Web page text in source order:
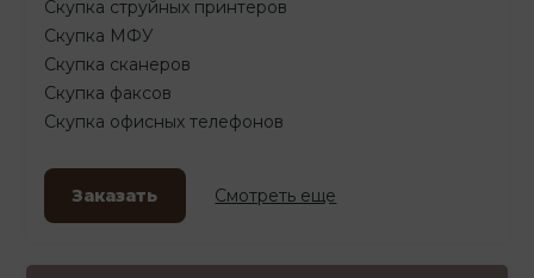
Скупка струйных принтеров
Скупка МФУ
Скупка сканеров
Скупка факсов
Скупка офисных телефонов
Заказать Смотреть еще